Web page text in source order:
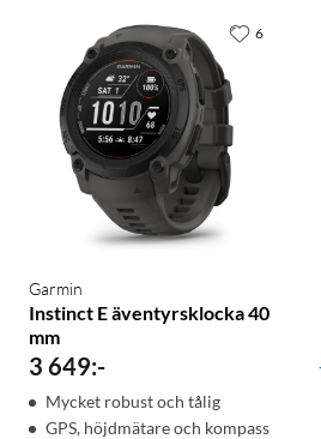
Garmin
Instinct E äventyrsklocka 40
mm
3 649:-
Mycket robust och tålig
GPS, höjdmätare och kompass
6